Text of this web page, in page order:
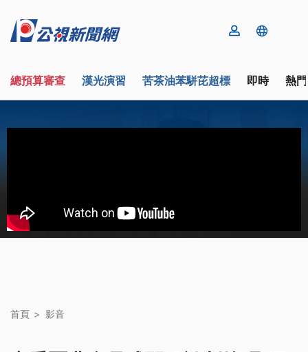
總預算審查 漢光演習 苦茶油苯駢芘超標 即時 熱
首頁 影音